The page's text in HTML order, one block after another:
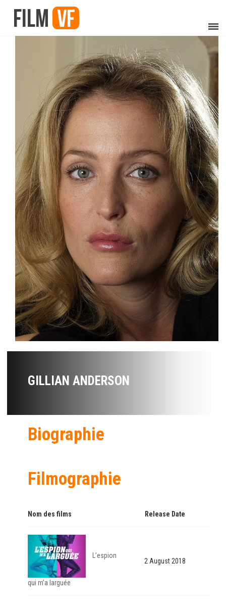
GILLIAN ANDERSON
Biographie
Filmographie
Nom des films Release Date
L’espion
qui m’a larguée
2 August 2018